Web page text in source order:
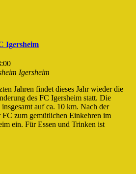
Igersheim
Igersheim
Jahren findet dieses Jahr wieder die
des FC Igersheim statt. Die
auf ca. 10 km. Nach der
FC zum gemütlichen Einkehren im
ein. Für Essen und Trinken ist